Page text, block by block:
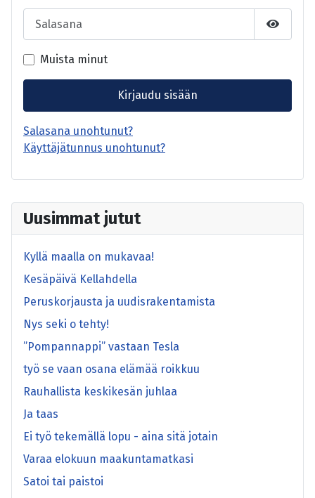
Uusimmat jutut
Kyllä maalla on mukavaa!
Kesäpäivä Kellahdella
Peruskorjausta ja uudisrakentamista
Nys seki o tehty!
”Pompannappi” vastaan Tesla
työ se vaan osana elämää roikkuu
Rauhallista keskikesän juhlaa
Ja taas
Ei työ tekemällä lopu - aina sitä jotain
Varaa elokuun maakuntamatkasi
Satoi tai paistoi
Salasana
Näytä
Muista minut
Kirjaudu sisään
Salasana unohtunut?
Käyttäjätunnus unohtunut?